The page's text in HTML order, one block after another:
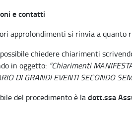
e contatti
approfondimenti si rinvia a quanto
chiedere chiarimenti
in oggetto: “Chiarimenti
DI GRANDI EVENTI SECONDO
del procedimento è ladott.ssa